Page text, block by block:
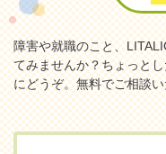
障害や就職のこと、
てみませんか？ちょっと
にどうぞ。無料でご相談